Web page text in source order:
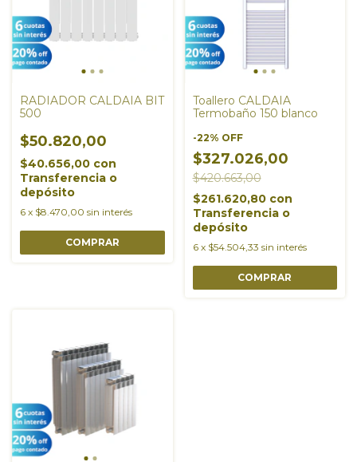
RADIADOR CALDAIA BIT
500
$50.820,00
$40.656,00 con
Transferencia o
depósito
6 x $8.470,00 sin interés
COMPRAR
Toallero CALDAIA
Termobaño 150 blanco
-22% OFF
$327.026,00
$420.663,00
$261.620,80 con
Transferencia o
depósito
6 x $54.504,33 sin interés